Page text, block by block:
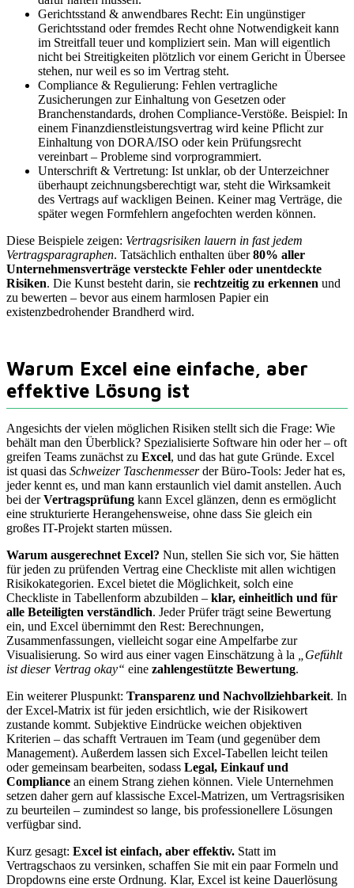
Gerichtsstand & anwendbares Recht: Ein ungünstiger
Gerichtsstand oder fremdes Recht ohne Notwendigkeit kann
im Streitfall teuer und kompliziert sein. Man will eigentlich
nicht bei Streitigkeiten plötzlich vor einem Gericht in Übersee
stehen, nur weil es so im Vertrag steht.
Compliance & Regulierung: Fehlen vertragliche
Zusicherungen zur Einhaltung von Gesetzen oder
Branchenstandards, drohen Compliance-Verstöße. Beispiel: In
einem Finanzdienstleistungsvertrag wird keine Pflicht zur
Einhaltung von DORA/ISO oder kein Prüfungsrecht
vereinbart – Probleme sind vorprogrammiert.
Unterschrift & Vertretung: Ist unklar, ob der Unterzeichner
überhaupt zeichnungsberechtigt war, steht die Wirksamkeit
des Vertrags auf wackligen Beinen. Keiner mag Verträge, die
später wegen Formfehlern angefochten werden können.
Diese Beispiele zeigen: Vertragsrisiken lauern in fast jedem
Vertragsparagraphen. Tatsächlich enthalten über80% aller
Unternehmensverträge versteckte Fehler oder unentdeckte
Risiken. Die Kunst besteht darin, sie rechtzeitig zu erkennen und
zu bewerten – bevor aus einem harmlosen Papier ein
existenzbedrohender Brandherd wird.
Warum Excel eine einfache, aber
effektive Lösung ist
Angesichts der vielen möglichen Risiken stellt sich die Frage: Wie
behält man den Überblick? Spezialisierte Software hin oder her – oft
greifen Teams zunächst zu Excel, und das hat gute Gründe. Excel
ist quasi das Schweizer Taschenmesserder Büro-Tools: Jeder hat es,
jeder kennt es, und man kann erstaunlich viel damit anstellen. Auch
bei derVertragsprüfung kann Excel glänzen, denn es ermöglicht
eine strukturierte Herangehensweise, ohne dass Sie gleich ein
großes IT-Projekt starten müssen.
Warum ausgerechnet Excel? Nun, stellen Sie sich vor, Sie hätten
für jeden zu prüfenden Vertrag eine Checkliste mit allen wichtigen
Risikokategorien. Excel bietet die Möglichkeit, solch eine
Checkliste in Tabellenform abzubilden – klar, einheitlich und für
alle Beteiligten verständlich. Jeder Prüfer trägt seine Bewertung
ein, und Excel übernimmt den Rest: Berechnungen,
Zusammenfassungen, vielleicht sogar eine Ampelfarbe zur
Visualisierung. So wird aus einer vagen Einschätzung à la
„Gefühlt
ist dieser Vertrag okay“ eine zahlengestützte Bewertung.
Ein weiterer Pluspunkt: Transparenz und Nachvollziehbarkeit. In
der Excel-Matrix ist für jeden ersichtlich, wie der Risikowert
zustande kommt. Subjektive Eindrücke weichen objektiven
Kriterien – das schafft Vertrauen im Team (und gegenüber dem
Management). Außerdem lassen sich Excel-Tabellen leicht teilen
oder gemeinsam bearbeiten, sodass Legal, Einkauf und
Compliance an einem Strang ziehen können. Viele Unternehmen
setzen daher gern auf klassische Excel-Matrizen, um Vertragsrisiken
zu beurteilen – zumindest so lange, bis professionellere Lösungen
verfügbar sind.
Kurz gesagt: Excel ist einfach, aber effektiv. Statt im
Vertragschaos zu versinken, schaffen Sie mit ein paar Formeln und
Dropdowns eine erste Ordnung. Klar, Excel ist keine Dauerlösung